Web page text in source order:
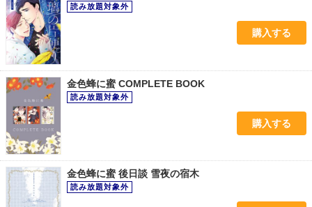
購入する
金色蜂に蜜 COMPLETE BOOK
購入する
金色蜂に蜜 後日談 雪夜の宿木